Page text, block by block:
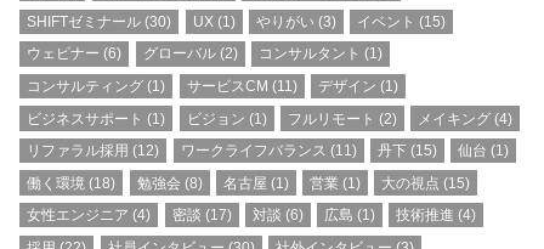
SHIFTゼミナール (30) UX (1) やりがい(3) イベント (15)
ウェビナー (6) グローバル(2) コンサルタント (1)
コンサルティング (1) サービスCM (11) デザイン (1)
ビジネスサポート (1) ビジョン (1) フルリモート (2) メイキング (4)
リファラル採用 (12) ワークライフバランス (11) 丹下(15) 仙台 (1)
働く環境 (18) 勉強会 (8) 名古屋 (1) 営業 (1) 大の視点 (15)
女性エンジニア (4) 密談 (17) 対談 (6) 広島 (1) 技術推進 (4)